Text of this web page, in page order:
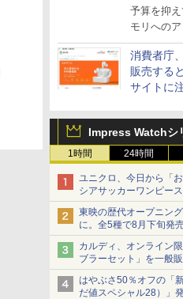
neo+」シ
予算を抑
モリへの
消費者庁
販売する
サイトに
Impress Watchシ
1時間 24時間
ユニクロ、今日から「
シアサッカーワンピー
ショーツは1990円に
東映の歴代オープニン
に。全5種で8月下旬発
カルディ、オンライン
ブラーセット」を一般
当選無効分
はやぶさ50％オフの「
だ値スペシャル28）」